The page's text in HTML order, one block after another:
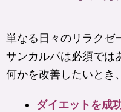
単なる日々のリラクゼ
サンカルパは必須では
何かを改善したいとき
ダイエットを成